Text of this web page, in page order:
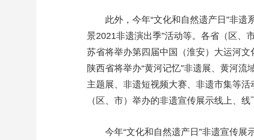
此外，今年“文化和自然遗产日”非遗
景2021非遗演出季”活动等。各省（区、
苏省将举办第四届中国（淮安）大运河
陕西省将举办“黄河记忆”非遗展、黄河
主题展、非遗短视频大赛、非遗市集等
（区、市）举办的非遗宣传展示线上、线
今年“文化和自然遗产日”非遗宣传展